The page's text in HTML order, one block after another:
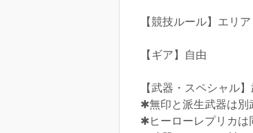
【競技ルール】エリア
【ギア】自由
【武器・スペシャル
✱無印と派生武器は別
✱ヒーローレプリカは